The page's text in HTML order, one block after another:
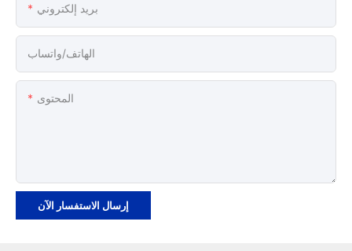
بريد إلكتروني
الهاتف/واتساب
المحتوى
إرسال الاستفسار الآن